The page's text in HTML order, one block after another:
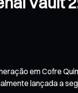
em Cofre
lançada a